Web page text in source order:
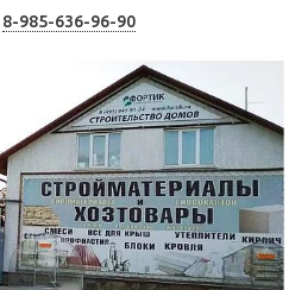
8-985-636-96-90